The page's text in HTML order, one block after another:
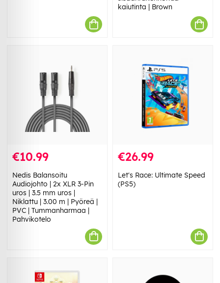
kaiutinta | Brown
€10.99
Nedis Balansoitu
Audiojohto | 2x XLR 3-Pin
uros | 3.5 mm uros |
Niklattu | 3.00 m | Pyöreä |
PVC | Tummanharmaa |
Pahvikotelo
€26.99
Let's Race: Ultimate Speed
(PS5)